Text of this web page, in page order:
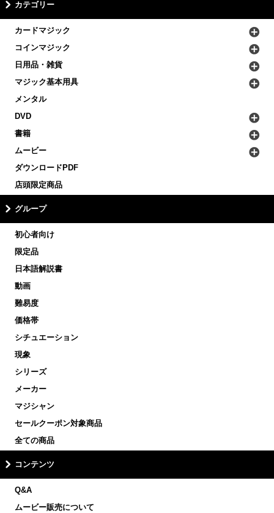
カテゴリー
カードマジック
コインマジック
日用品・雑貨
マジック基本用具
メンタル
DVD
書籍
ムービー
ダウンロードPDF
店頭限定商品
グループ
初心者向け
限定品
日本語解説書
動画
難易度
価格帯
シチュエーション
現象
シリーズ
メーカー
マジシャン
セールクーポン対象商品
全ての商品
コンテンツ
Q&A
ムービー販売について